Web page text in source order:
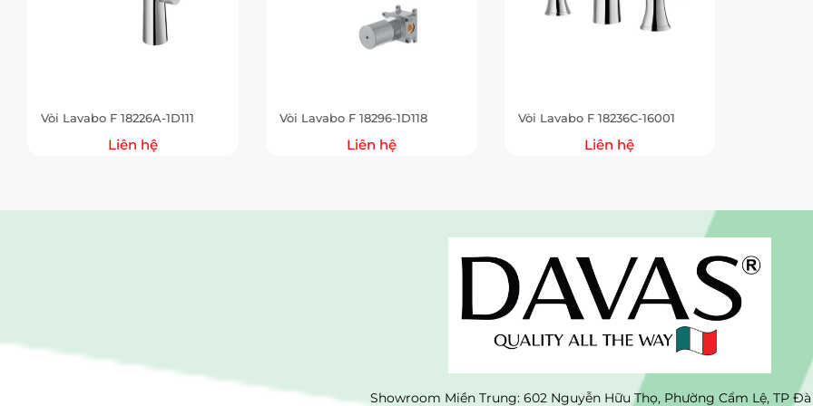
Vòi Lavabo F 18226A-1D111
Liên hệ
Vòi Lavabo F 18296-1D118
Liên hệ
Vòi Lavabo F 18236C-16001
Liên hệ
Showroom Miền Trung: 602 Nguyễn Hữu Thọ, Phường Cẩm Lệ, TP